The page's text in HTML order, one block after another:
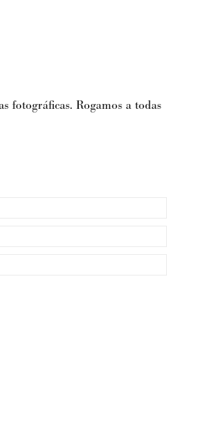
fotográficas. Rogamos a todas